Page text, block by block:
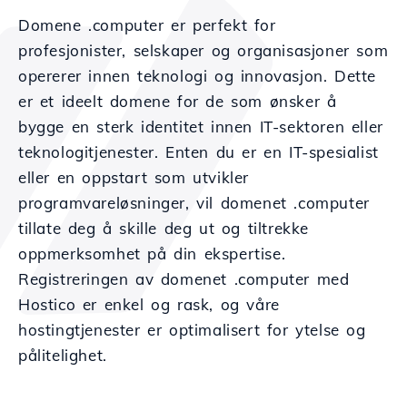
Domene .computer er perfekt for
profesjonister, selskaper og organisasjoner som
opererer innen teknologi og innovasjon. Dette
er et ideelt domene for de som ønsker å
bygge en sterk identitet innen IT-sektoren eller
teknologitjenester. Enten du er en IT-spesialist
eller en oppstart som utvikler
programvareløsninger, vil domenet .computer
tillate deg å skille deg ut og tiltrekke
oppmerksomhet på din ekspertise.
Registreringen av domenet .computer med
Hostico er enkel og rask, og våre
hostingtjenester er optimalisert for ytelse og
pålitelighet.